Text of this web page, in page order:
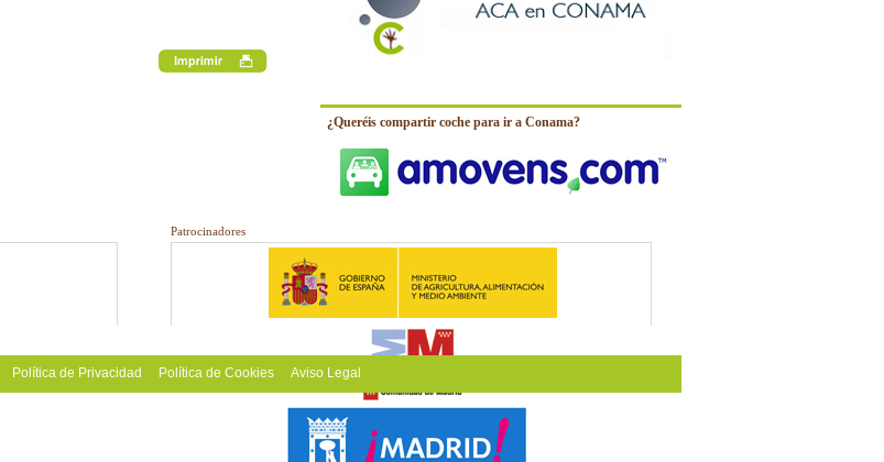
¿Queréis compartir coche para ir a Conama?
Patrocinadores
Política de Privacidad Política de Cookies Aviso Legal